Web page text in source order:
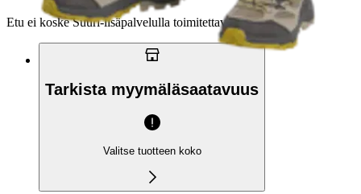
Etu ei koske Suuri‑lisäpalvelulla toimitettavia tuotteita.
Tarkista myymäläsaatavuus
Valitse tuotteen koko